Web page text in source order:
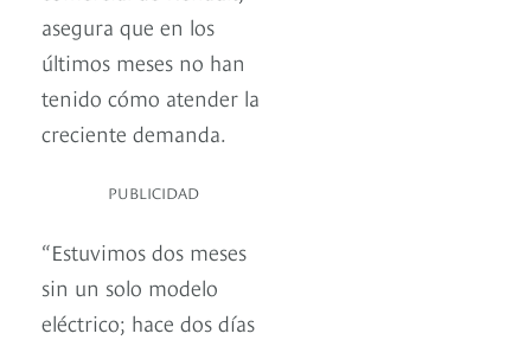
asegura que en los
últimos meses no han
tenido cómo atender la
creciente demanda.
PUBLICIDAD
“Estuvimos dos meses
sin un solo modelo
eléctrico; hace dos días